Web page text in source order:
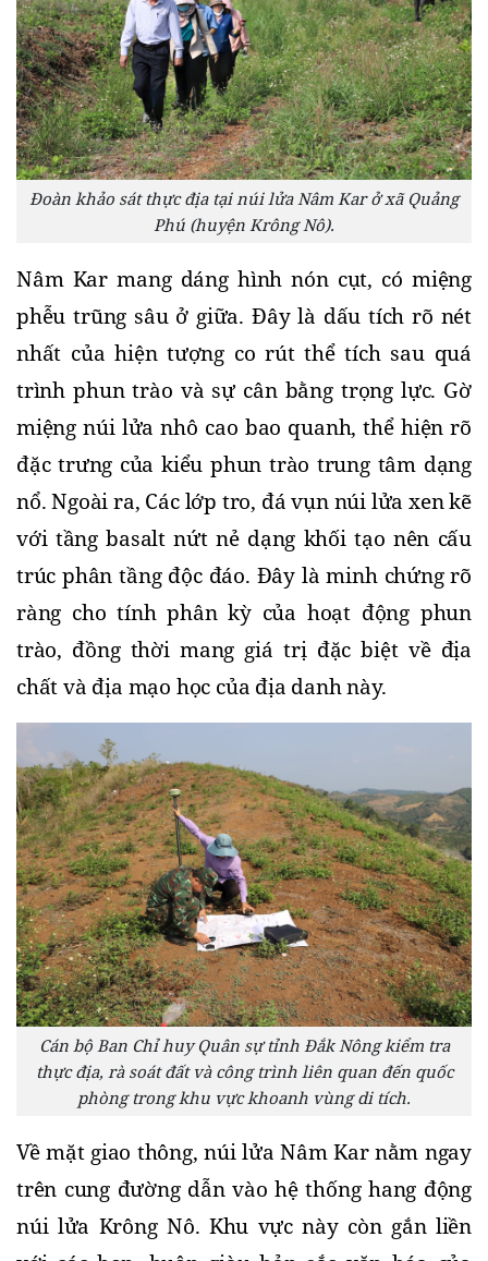
Đoàn khảo sát thực địa tại núi lửa Nâm Kar ở xã Quảng
Phú (huyện Krông Nô).
Nâm Kar mang dáng hình nón cụt, có miệng
phễu trũng sâu ở giữa. Đây là dấu tích rõ nét
nhất của hiện tượng co rút thể tích sau quá
trình phun trào và sự cân bằng trọng lực. Gờ
miệng núi lửa nhô cao bao quanh, thể hiện rõ
đặc trưng của kiểu phun trào trung tâm dạng
nổ. Ngoài ra, Các lớp tro, đá vụn núi lửa xen kẽ
với tầng basalt nứt nẻ dạng khối tạo nên cấu
trúc phân tầng độc đáo. Đây là minh chứng rõ
ràng cho tính phân kỳ của hoạt động phun
trào, đồng thời mang giá trị đặc biệt về địa
chất và địa mạo học của địa danh này.
Cán bộ Ban Chỉ huy Quân sự tỉnh Đắk Nông kiểm tra
thực địa, rà soát đất và công trình liên quan đến quốc
phòng trong khu vực khoanh vùng di tích.
Về mặt giao thông, núi lửa Nâm Kar nằm ngay
trên cung đường dẫn vào hệ thống hang động
núi lửa Krông Nô. Khu vực này còn gắn liền